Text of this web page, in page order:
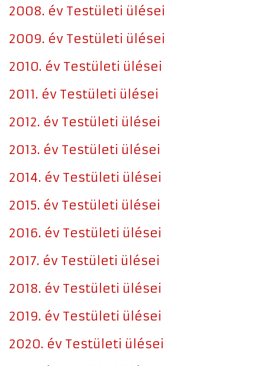
2008. év Testületi ülései
2009. év Testületi ülései
2010. év Testületi ülései
2011. év Testületi ülései
2012. év Testületi ülései
2013. év Testületi ülései
2014. év Testületi ülései
2015. év Testületi ülései
2016. év Testületi ülései
2017. év Testületi ülései
2018. év Testületi ülései
2019. év Testületi ülései
2020. év Testületi ülései